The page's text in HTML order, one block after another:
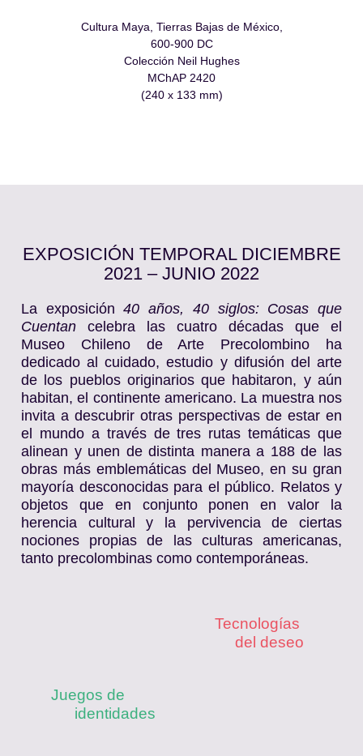
Cultura Maya, Tierras Bajas de México,
600-900 DC
Colección Neil Hughes
MChAP 2420
(240 x 133 mm)
EXPOSICIÓN TEMPORAL DICIEMBRE
2021 – JUNIO 2022
La exposición40 años, 40 siglos: Cosas que
Cuentan celebra las cuatro décadas que el
Museo Chileno de Arte Precolombino ha
dedicado al cuidado, estudio y difusión del arte
de los pueblos originarios que habitaron, y aún
habitan, el continente americano. La muestra nos
invita a descubrir otras perspectivas de estar en
el mundo a través de tres rutas temáticas que
alinean y unen de distinta manera a 188 de las
obras más emblemáticas del Museo, en su gran
mayoría desconocidas para el público. Relatos y
objetos que en conjunto ponen en valor la
herencia cultural y la pervivencia de ciertas
nociones propias de las culturas americanas,
tanto precolombinas como contemporáneas.
Tecnologías
del deseo
Juegos de
identidades